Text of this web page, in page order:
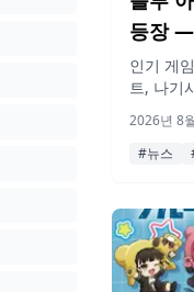
등장 —
인기 게
트, 나기
되며,
2026년 8
#뉴스